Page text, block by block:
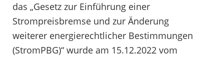
das „Gesetz zur Einführung einer
Strompreisbremse und zur Änderung
weiterer energierechtlicher Bestimmungen
(StromPBG)“ wurde am 15.12.2022 vom